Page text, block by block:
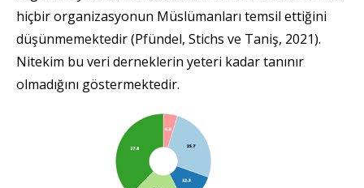
hiçbir organizasyonun Müslümanları temsil ettiğini
düşünmemektedir (Pfündel, Stichs ve Taniş, 2021).
Nitekim bu veri derneklerin yeteri kadar tanınır
olmadığını göstermektedir.